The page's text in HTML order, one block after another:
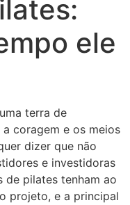
ele
terra de
coragem e os meios
dizer que não
e investidoras
de pilates tenham ao
projeto, e a principal